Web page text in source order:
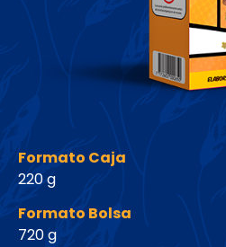
Formato Caja
220 g
Formato Bolsa
720 g